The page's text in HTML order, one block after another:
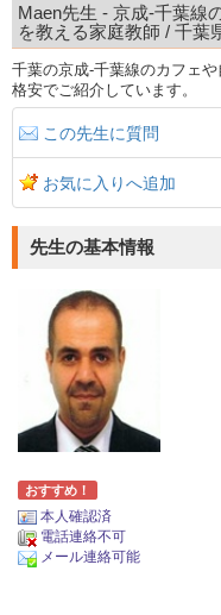
Maen先生 - 京成-千葉線
を教える家庭教師 / 千葉
千葉の京成-千葉線のカフェ
格安でご紹介しています。
この先生に質問
お気に入りへ追加
先生の基本情報
おすすめ！
本人確認済
電話連絡不可
メール連絡可能